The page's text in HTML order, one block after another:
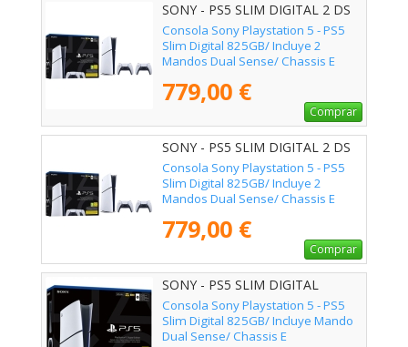
SONY - PS5 SLIM DIGITAL 2 DS
Consola Sony Playstation 5 - PS5
Slim Digital 825GB/ Incluye 2
Mandos Dual Sense/ Chassis E
779,00 €
Comprar
SONY - PS5 SLIM DIGITAL 2 DS
V2
Consola Sony Playstation 5 - PS5
Slim Digital 825GB/ Incluye 2
Mandos Dual Sense/ Chassis E
779,00 €
Comprar
SONY - PS5 SLIM DIGITAL
Consola Sony Playstation 5 - PS5
Slim Digital 825GB/ Incluye Mando
Dual Sense/ Chassis E